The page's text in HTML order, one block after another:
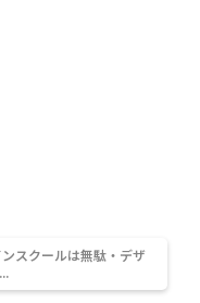
スクールは無駄・デザ